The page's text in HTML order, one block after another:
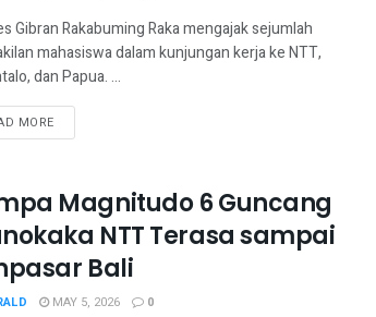
Gibran Rakabuming Raka mengajak sejumlah
mahasiswa dalam kunjungan kerja ke NTT,
dan Papua. ...
MORE
Magnitudo 6 Guncang
NTT Terasa sampai
Bali
MAY 5, 2026 0